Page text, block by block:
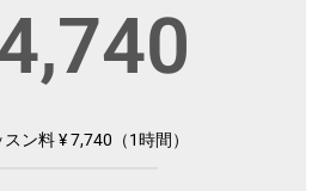
スン料 ¥ 7,740（1時間）